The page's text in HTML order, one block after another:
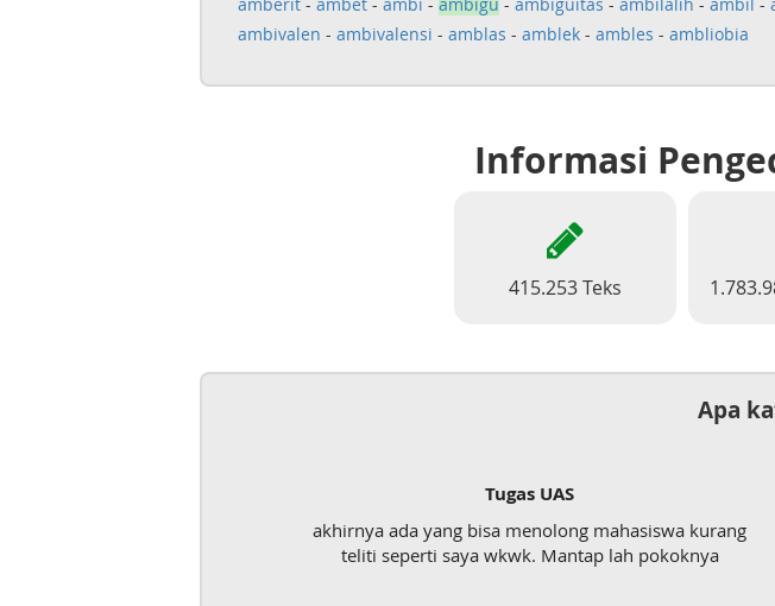
ambivalen - ambivalensi - amblas - amblek- ambles - ambliobia
Informasi
415.253 Teks
Apa
Tugas UAS
akhirnya ada yang bisa menolong mahasiswa kurang
teliti seperti saya wkwk. Mantap lah pokoknya